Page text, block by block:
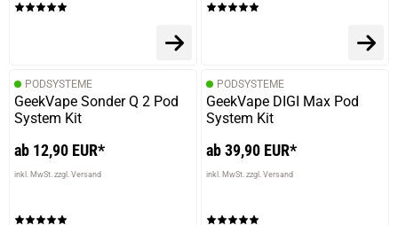
PODSYSTEME
GeekVape Sonder Q 2 Pod
System Kit
ab 12,90 EUR*
inkl. MwSt. zzgl. Versand
PODSYSTEME
GeekVape DIGI Max Pod
System Kit
ab 39,90 EUR*
inkl. MwSt. zzgl. Versand